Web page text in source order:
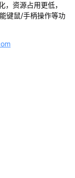
资源占用更低，
键鼠/手柄操作等功